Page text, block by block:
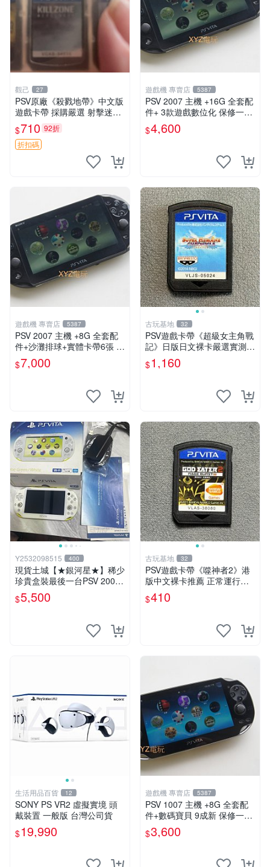
觀己 27
PSV原廠《殺戮地帶》中文版
遊戲卡帶 採購嚴選 射擊迷必
備 成色尚佳 插入即玩 殺戮地
帶 PSV 射擊 游戲
$710 92折
折扣碼
遊戲機 專賣店 5387
PSV 2007 主機 +16G 全套配
件+ 3款遊戲數位化 保修一年
品質有保障
$4,600
遊戲機 專賣店 5387
PSV 2007 主機 +8G 全套配
件+沙灘排球+實體卡帶6張 保
修一年 品質有保障
$7,000
古玩基地 32
PSV遊戲卡帶《超級女主角戰
記》日版日文裸卡嚴選實測正
常索尼專用 超級女主角戰記
PSV 日版 裸卡
$1,160
Y2532098515 400
現貨土城【★銀河星★】稀少
珍貴盒裝最後一台PSV 2000
主機.PSV2000 品質保證日版
可轉換中文
$5,500
古玩基地 32
PSV遊戲卡帶《噬神者2》港
版中文裸卡推薦 正常運行適
用PSV機嚴選商品 可收藏 港
版 PSV 卡帶 噴射型 獎杯機
$410
生活用品百貨 12
SONY PS VR2 虛擬實境 頭
戴裝置 一般版 台灣公司貨
$19,990
遊戲機 專賣店 5387
PSV 1007 主機 +8G 全套配
件+數碼寶貝 9成新 保修一年
品質有保障 psvita
$3,600